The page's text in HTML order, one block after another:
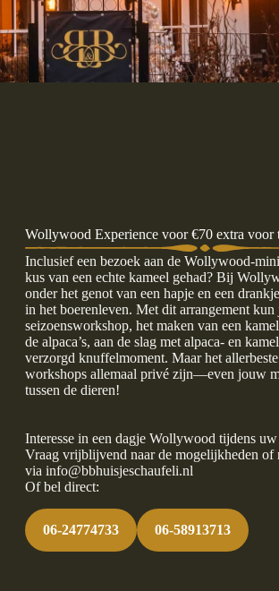
Wollywood Experience voor €70 extra voor
Inclusief een bezoek aan de Wollywood-
kus van een echte kameel gehad? Bij
onder het genot van een hapje en een
in het boerenleven. Met dit arrangement kun
seizoensworkshop, het maken van een
de alpaca’s, aan de slag met alpaca- en
verzorgd knuffelmoment. Maar het
workshops allemaal privé zijn—even jouw
tussen de dieren!
Interesse in een dagje Wollywood tijdens
Vraag vrijblijvend naar de mogelijkheden of
viainfo@bbhuisjeschaufeli.nl
Of bel direct:
06-24774733 06-58913713